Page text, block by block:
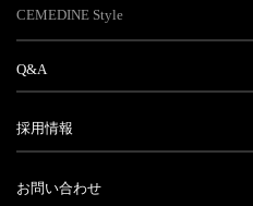
CEMEDINE Style
Q&A
採用情報
お問い合わせ